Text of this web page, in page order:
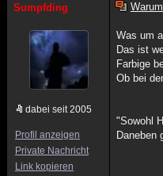
Sumpfding
dabei seit 2005
Profil anzeigen
Private Nachricht
Link kopieren
Was um
Das ist
Farbige
Ob bei
"Sowohl
Daneben